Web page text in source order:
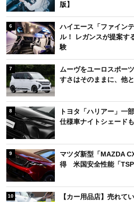
版】
6
ハイエース「ファイン
ル！ レガンスが提案す
験
7
ムーヴをユーロスポー
すさはそのままに、他
8
トヨタ「ハリアー」一
仕様車ナイトシェード
9
マツダ新型「MAZDA
得 米国安全性能「
10
【カー用品店】売れて